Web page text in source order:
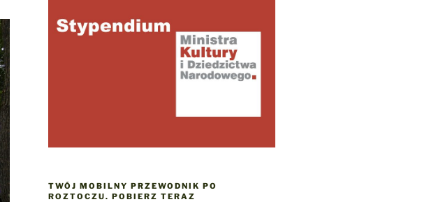
TWÓJ MOBILNY PRZEWODNIK PO
ROZTOCZU. POBIERZ TERAZ